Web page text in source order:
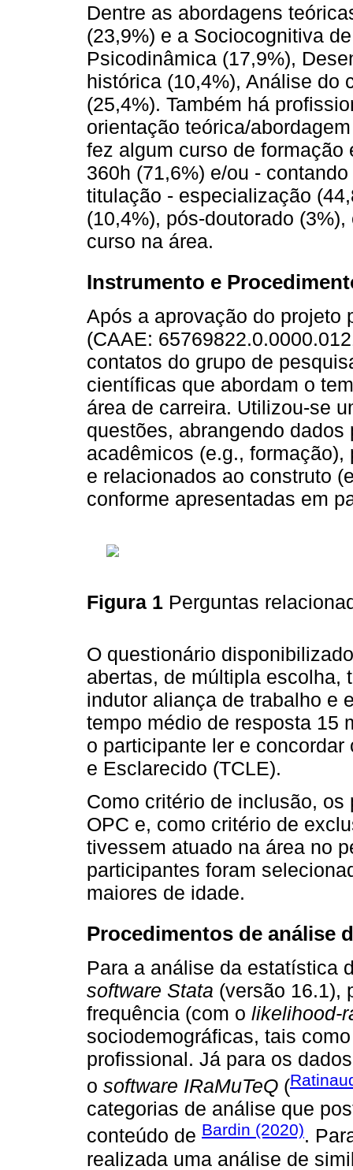
Dentre as abordagens
(23,9%) e a Sociocognitiva
Psicodinâmica (17,9%),
histórica (10,4%), Análise do
(25,4%). Também há
orientação teórica/
fez algum curso de formação
360h (71,6%) e/ou -
titulação - especialização
(10,4%), pós-doutorado
curso na área.
Instrumento e
Após a aprovação do projeto
(CAAE:
contatos do grupo de
científicas que abordam o
área de carreira. Utilizou-se
questões, abrangendo
acadêmicos (e.g.,
e relacionados ao construto
conforme apresentadas em
Figura 1 Perguntas
O questionário
abertas, de múltipla escolha,
indutor aliança de trabalho e
tempo médio de resposta 15
o participante ler e
e Esclarecido (TCLE).
Como critério de inclusão,
OPC e, como critério de
tivessem atuado na área no
participantes foram
maiores de idade.
Procedimentos de análise
Para a análise da estatística
software Stata (versão 16.1),
frequência (com o likelihood-
sociodemográficas, tais
profissional. Já para os
o software IRaMuTeQ (
categorias de análise que
conteúdo de Bardin (2020).
realizada uma análise de